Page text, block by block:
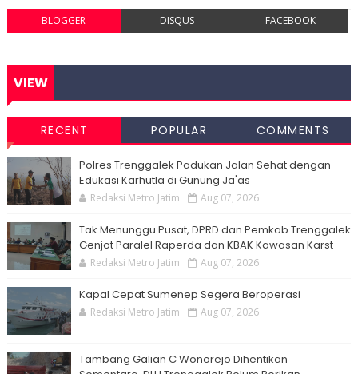
BLOGGER DISQUS FACEBOOK
VIEW
RECENT POPULAR COMMENTS
Polres Trenggalek Padukan Jalan Sehat dengan
Edukasi Karhutla di Gunung Ja'as
Redaksi Metro Jatim Aug 07, 2026
Tak Menunggu Pusat, DPRD dan Pemkab Trenggalek
Genjot Paralel Raperda dan KBAK Kawasan Karst
Redaksi Metro Jatim Aug 07, 2026
Kapal Cepat Sumenep Segera Beroperasi
Redaksi Metro Jatim Aug 07, 2026
Tambang Galian C Wonorejo Dihentikan